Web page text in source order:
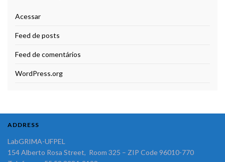
Acessar
Feed de posts
Feed de comentários
WordPress.org
ADDRESS
LabGRIMA-UFPEL
154 Alberto Rosa Street, Room 325 – ZIP Code 96010-770